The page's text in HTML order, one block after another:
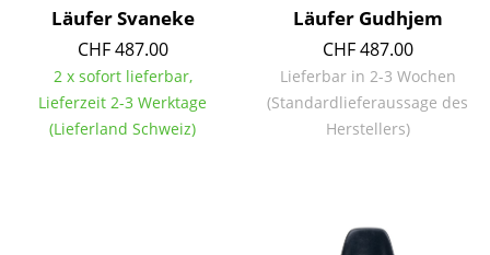
Teppiche
Vorhänge
... alle Accessoires
Läufer Svaneke
CHF 487.00
2 x sofort lieferbar,
Lieferzeit 2-3 Werktage
(Lieferland Schweiz)
Läufer Gudhjem
CHF 487.00
Lieferbar in 2-3 Wochen
(Standardlieferaussage des
Herstellers)